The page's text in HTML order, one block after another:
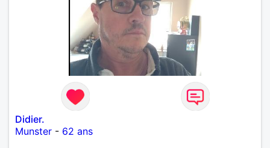
Didier.
Munster - 62 ans